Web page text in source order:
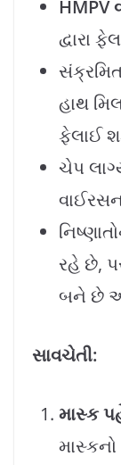
HMPV
દ્વારા
હાથ
ફેલાઈ
ચેપ
રહે છે,
બને છે
સાવચેતી:
માસ્ક